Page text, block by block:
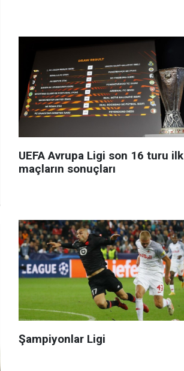
UEFA Avrupa Ligi son 16 turu ilk
maçların sonuçları
Şampiyonlar Ligi